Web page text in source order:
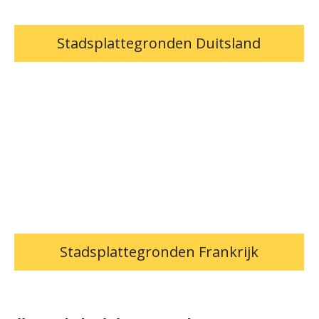
Stadsplattegronden Duitsland
Stadsplattegronden Frankrijk